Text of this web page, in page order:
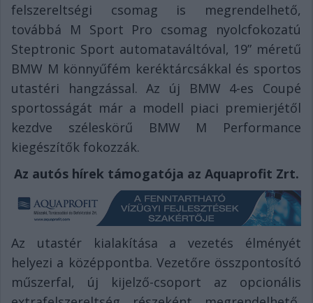
felszereltségi csomag is megrendelhető,
továbbá M Sport Pro csomag nyolcfokozatú
Steptronic Sport automataváltóval, 19” méretű
BMW M könnyűfém keréktárcsákkal és sportos
utastéri hangzással. Az új BMW 4-es Coupé
sportosságát már a modell piaci premierjétől
kezdve széleskörű BMW M Performance
kiegészítők fokozzák.
Az autós hírek támogatója az Aquaprofit Zrt.
Az utastér kialakítása a vezetés élményét
helyezi a középpontba. Vezetőre összpontosító
műszerfal, új kijelző-csoport az opcionális